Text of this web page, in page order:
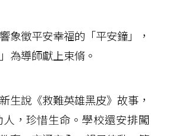
象徵平安幸福的「平安鐘」，
為導師獻上束脩。
生說《救難英雄黑皮》故事，
，珍惜生命。學校還安排闖